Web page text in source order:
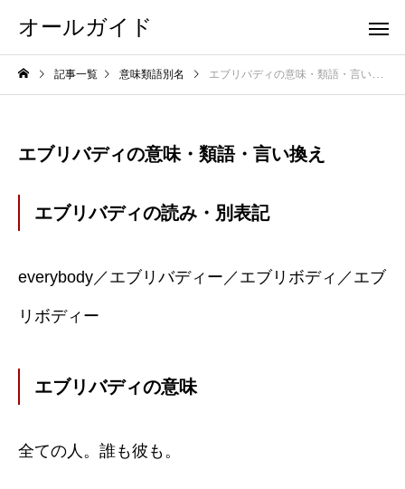
オールガイド
記事一覧 意味類語別名 エブリバディの意味・類語・言い換え
エブリバディの意味・類語・言い換え
エブリバディの読み・別表記
everybody／エブリバディー／エブリボディ／エブ
リボディー
エブリバディの意味
全ての人。誰も彼も。